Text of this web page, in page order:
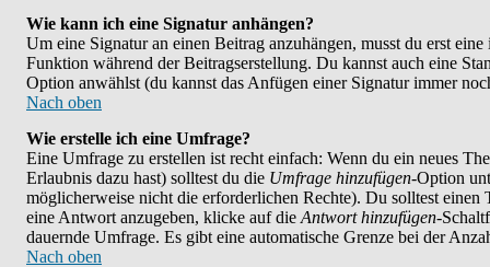
Wie kann ich eine Signatur anhängen?
Um eine Signatur an einen Beitrag anzuhängen, musst du erst
Funktion während der Beitragserstellung. Du kannst auch eine
Option anwählst (du kannst das Anfügen einer Signatur immer
Nach oben
Wie erstelle ich eine Umfrage?
Eine Umfrage zu erstellen ist recht einfach: Wenn du ein neues
Erlaubnis dazu hast) solltest du die Umfrage hinzufügen-Option
möglicherweise nicht die erforderlichen Rechte). Du solltest
eine Antwort anzugeben, klicke auf die Antwort hinzufügen-
dauernde Umfrage. Es gibt eine automatische Grenze bei der
Nach oben